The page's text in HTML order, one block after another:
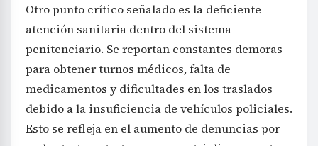
Otro punto crítico señalado es la deficiente
atención sanitaria dentro del sistema
penitenciario. Se reportan constantes demoras
para obtener turnos médicos, falta de
medicamentos y dificultades en los traslados
debido a la insuficiencia de vehículos policiales.
Esto se refleja en el aumento de denuncias por